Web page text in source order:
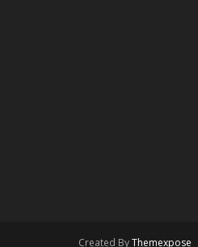
Created ByThemexpose